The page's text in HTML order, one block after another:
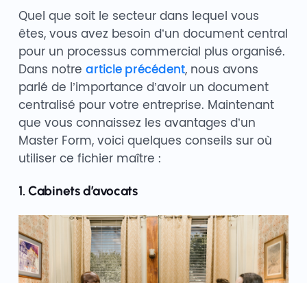
Quel que soit le secteur dans lequel vous
êtes, vous avez besoin d’un document central
pour un processus commercial plus organisé.
Dans notre article précédent, nous avons
parlé de l’importance d’avoir un document
centralisé pour votre entreprise. Maintenant
que vous connaissez les avantages d’un
Master Form, voici quelques conseils sur où
utiliser ce fichier maître :
1. Cabinets d’avocats